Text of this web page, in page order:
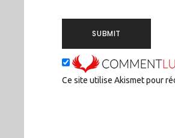
Ce site utilise Akismet pour